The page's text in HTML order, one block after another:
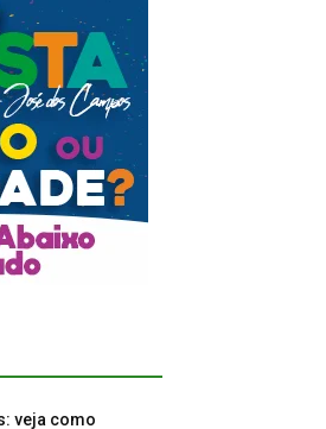
veja como